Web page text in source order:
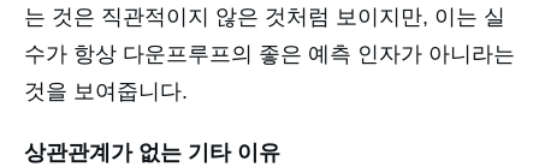
는 것은 직관적이지 않은 것처럼 보이지만, 이는 실
수가 항상 다운프루프의 좋은 예측 인자가 아니라는
것을 보여줍니다.
상관관계가 없는 기타 이유